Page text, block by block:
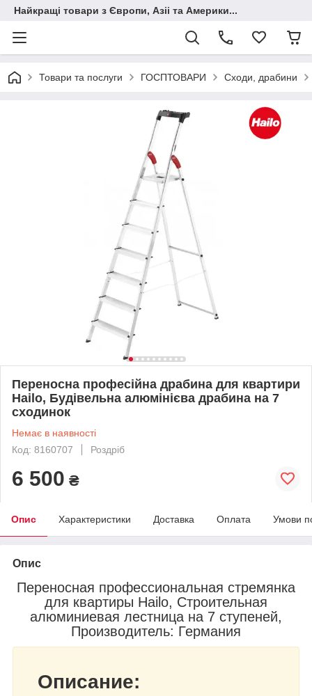
Найкращі товари з Європи, Азіі та Америки...
Товари та послуги ГОСПТОВАРИ Сходи, драбини
Переносна професійна драбина для квартири
Hailo, Будівельна алюмінієва драбина на 7
сходинок
Немає в наявності
Код: 8160707
Роздріб
6 500 ₴
Опис Характеристики Доставка Оплата Умови
Опис
Переносная профессиональная стремянка
для квартиры Hailo, Строительная
алюминиевая лестница на 7 ступеней,
Производитель: Германия
Описание: